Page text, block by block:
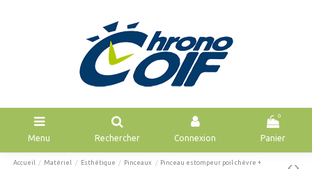
Menu Rechercher Connexion
0
Panier
Accueil Matériel Esthétique Pinceaux
Pinceau estompeur poil chèvre +